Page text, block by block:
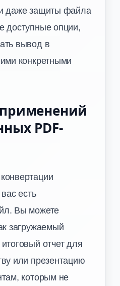
даже защиты файла
доступные опции,
вывод в
конкретными
PDF-
есть
Вы можете
загружаемый
отчет для
или презентацию
которым не